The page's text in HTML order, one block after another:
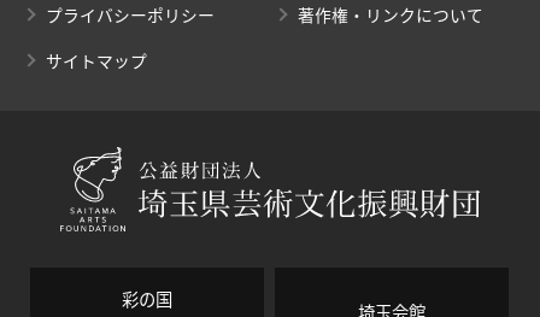
プライバシーポリシー
著作権・リンクについて
サイトマップ
彩の国